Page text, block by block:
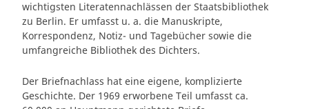
wichtigsten Literatennachlässen der Staatsbibliothek
zu Berlin. Er umfasst u. a. die Manuskripte,
Korrespondenz, Notiz- und Tagebücher sowie die
umfangreiche Bibliothek des Dichters.
Der Briefnachlass hat eine eigene, komplizierte
Geschichte. Der 1969 erworbene Teil umfasst ca.